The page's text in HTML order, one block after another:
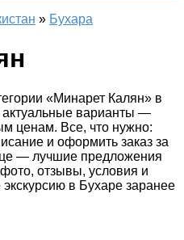
» Бухара
«Минарет Калян» в
варианты —
ценам. Все, что нужно:
и оформить заказ за
— лучшие предложения
отзывы, условия и
в Бухаре заранее